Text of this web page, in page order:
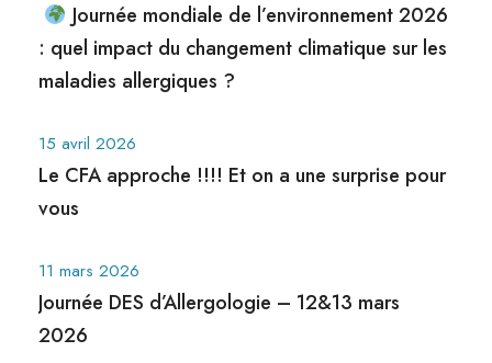
Journée mondiale de l’environnement 2026
: quel impact du changement climatique sur les
maladies allergiques ?
15 avril 2026
Le CFA approche !!!! Et on a une surprise pour
vous
11 mars 2026
Journée DES d’Allergologie – 12&13 mars
2026